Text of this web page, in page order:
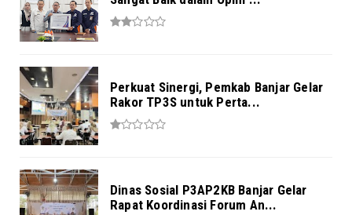
Perkuat Sinergi, Pemkab Banjar Gelar
Rakor TP3S untuk Perta...
Dinas Sosial P3AP2KB Banjar Gelar
Rapat Koordinasi Forum An...